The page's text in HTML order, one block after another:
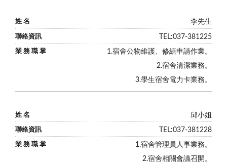
李先生
TEL:037-381225
1.宿舍公物維護、修繕申請作業。
2.宿舍清潔業務。
3.學生宿舍電力卡業務。
邱小姐
TEL:037-381228
1.宿舍管理員人事業務。
2.宿舍相關會議召開。